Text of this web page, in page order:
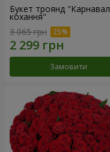
Букет троянд "Карнавал
кохання"
3 065 грн
Замовити